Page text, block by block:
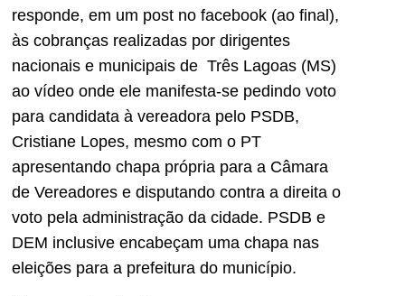
responde, em um post no facebook (ao final),
às cobranças realizadas por dirigentes
nacionais e municipais de Três Lagoas (MS)
ao vídeo onde ele manifesta-se pedindo voto
para candidata à vereadora pelo PSDB,
Cristiane Lopes, mesmo com o PT
apresentando chapa própria para a Câmara
de Vereadores e disputando contra a direita o
voto pela administração da cidade. PSDB e
DEM inclusive encabeçam uma chapa nas
eleições para a prefeitura do município.